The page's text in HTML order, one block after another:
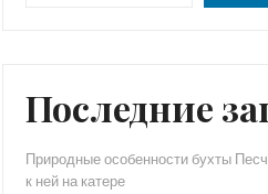
Последние
Природные особенности бухты
к ней на катере